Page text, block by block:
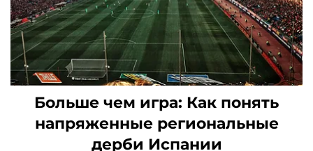
Больше чем игра: Как понять
напряженные региональные
дерби Испании